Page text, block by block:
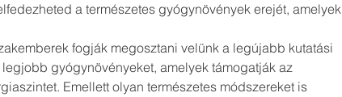
a természetes gyógynövények erejét, amelyek
fogják megosztani velünk a legújabb kutatási
gyógynövényeket, amelyek támogatják az
Emellett olyan természetes módszereket is